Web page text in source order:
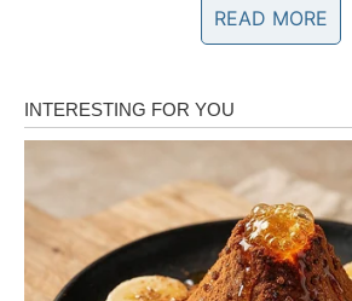
najmanje nadate
Situacije koje su vas ranije nervirale
mnogo lakše nego što očekujete.
prema vama, komunikacija će biti
dugo vremena osjetiti unutrašnji mir
nedostajao.
READ MORE